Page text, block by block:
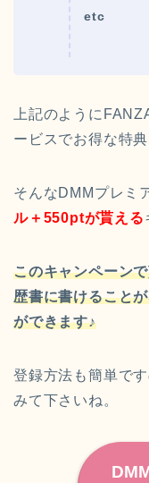
etc
上記のように
ービスでお得な特
そんなDMMプレミ
ル＋550ptが貰える
このキャンペーン
歴書に書けること
ができます♪
登録方法も簡単で
みて下さいね。